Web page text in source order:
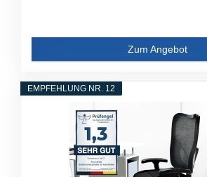
Zum Angebot
EMPFEHLUNG NR. 12